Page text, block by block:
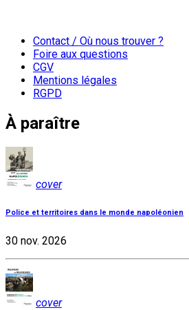
Contact / Où nous trouver ?
Foire aux questions
CGV
Mentions légales
RGPD
À paraître
cover
Police et territoires dans le monde napoléonien
30 nov. 2026
cover